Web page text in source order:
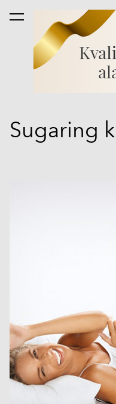
lisati ostukorvi.
Sugaring